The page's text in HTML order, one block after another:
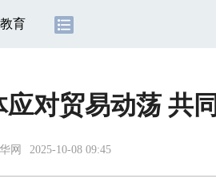
教育
对贸易动荡 共
网 2025-10-08 09:45